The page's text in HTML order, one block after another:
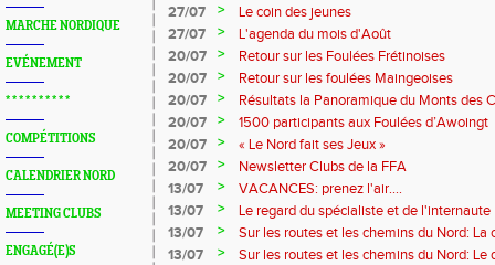
MARCHE NORDIQUE
EVÉNEMENT
* * * * * * * * * *
COMPÉTITIONS
CALENDRIER NORD
MEETING CLUBS
ENGAGÉ(E)S
27/07
>
Le coin des jeunes
27/07
>
L'agenda du mois d'Août
20/07
>
Retour sur les Foulées Frétinoises
20/07
>
Retour sur les foulées Maingeoises
20/07
>
Résultats la Panoramique du Monts des
20/07
>
1500 participants aux Foulées d’Awoingt
20/07
>
« Le Nord fait ses Jeux »
20/07
>
Newsletter Clubs de la FFA
13/07
>
VACANCES: prenez l'air....
13/07
>
Le regard du spécialiste et de l'internaute
13/07
>
Sur les routes et les chemins du Nord: La
13/07
>
Sur les routes et les chemins du Nord: